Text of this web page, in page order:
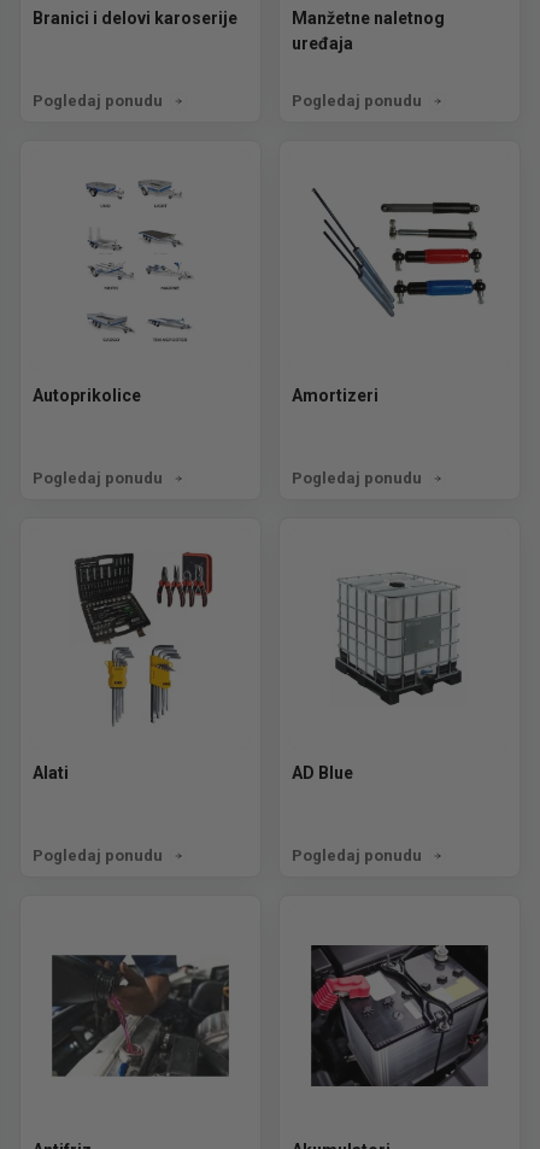
Branici i delovi karoserije
Pogledaj ponudu
Manžetne naletnog
uređaja
Pogledaj ponudu
Autoprikolice
Pogledaj ponudu
Amortizeri
Pogledaj ponudu
Alati
Pogledaj ponudu
AD Blue
Pogledaj ponudu